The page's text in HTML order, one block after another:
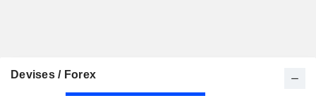
Devises / Forex